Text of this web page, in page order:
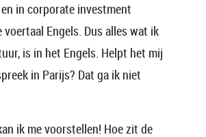
en in corporate investment
voertaal Engels. Dus alles wat ik
is in het Engels. Helpt het mij
in Parijs? Dat ga ik niet
ik me voorstellen! Hoe zit de